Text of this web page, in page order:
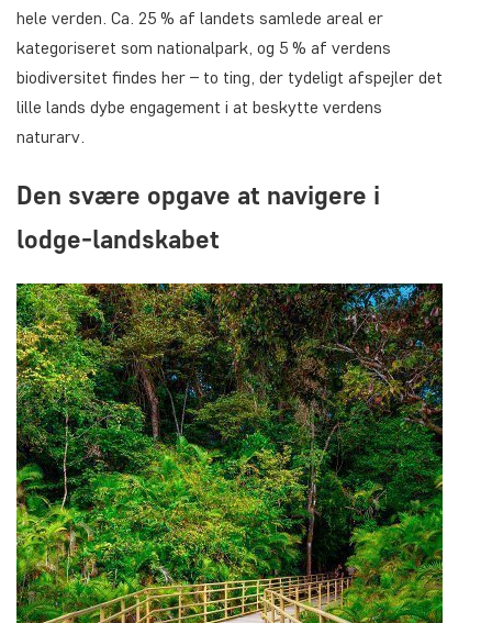
hele verden. Ca. 25 % af landets samlede areal er
kategoriseret som nationalpark, og 5 % af verdens
biodiversitet findes her – to ting, der tydeligt afspejler det
lille lands dybe engagement i at beskytte verdens
naturarv.
Den svære opgave at navigere i
lodge-landskabet